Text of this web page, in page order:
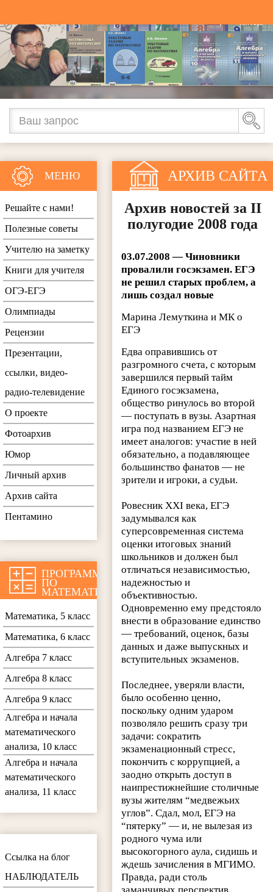
АРХИВ САЙТА
Архив новостей за II
полугодие 2008 года
03.07.2008 — Чиновники
провалили госэкзамен. ЕГЭ
не решил старых проблем, а
лишь создал новые
Марина Лемуткина и МК о
ЕГЭ
Едва оправившись от
разгромного счета, с которым
завершился первый тайм
Единого госэкзамена,
общество ринулось во второй
— поступать в вузы. Азартная
игра под названием ЕГЭ не
имеет аналогов: участие в ней
обязательно, а подавляющее
большинство фанатов — не
зрители и игроки, а судьи.
Ровесник XXI века, ЕГЭ
задумывался как
суперсовременная система
оценки итоговых знаний
школьников и должен был
отличаться независимостью,
надежностью и
объективностью.
Одновременно ему предстояло
внести в образование единство
— требований, оценок, базы
данных и даже выпускных и
вступительных экзаменов.
Последнее, уверяли власти,
было особенно ценно,
поскольку одним ударом
позволяло решить сразу три
задачи: сократить
экзаменационный стресс,
покончить с коррупцией, а
заодно открыть доступ в
наипрестижнейшие столичные
вузы жителям “медвежьих
углов”. Сдал, мол, ЕГЭ на
“пятерку” — и, не вылезая из
родного чума или
высокогорного аула, сидишь и
ждешь зачисления в МГИМО.
Правда, ради столь
МЕНЮ
Решайте с нами!
Полезные советы
Учителю на заметку
Книги для учителя
ОГЭ-ЕГЭ
Олимпиады
Рецензии
Презентации,
ссылки, видео-
радио-телевидение
О проекте
Фотоархив
Юмор
Личный архив
Архив сайта
Пентамино
ПРОГРАММЫ
ПО
МАТЕМАТИКЕ
Математика, 5 класс
Математика, 6 класс
Алгебра 7 класс
Алгебра 8 класс
Алгебра 9 класс
Алгебра и начала
математического
анализа, 10 класс
Алгебра и начала
математического
анализа, 11 класс
Ссылка на блог
НАБЛЮДАТЕЛЬ